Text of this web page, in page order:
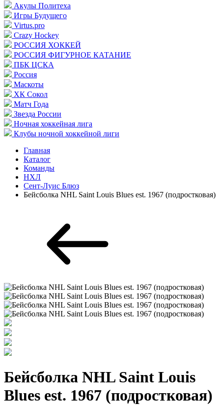
Акулы Политеха
Игры Будущего
Virtus.pro
Crazy Hockey
РОССИЯ ХОККЕЙ
РОССИЯ ФИГУРНОЕ КАТАНИЕ
ПБК ЦСКА
Россия
Маскоты
ХК Сокол
Матч Года
Звезда России
Ночная хоккейная лига
Клубы ночной хоккейной лиги
Главная
Каталог
Команды
НХЛ
Сент-Луис Блюз
Бейсболка NHL Saint Louis Blues est. 1967 (подростковая)
Бейсболка NHL Saint Louis
Blues est. 1967 (подростковая)